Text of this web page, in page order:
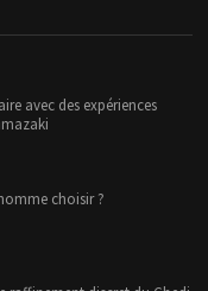
avec des expériences
choisir ?